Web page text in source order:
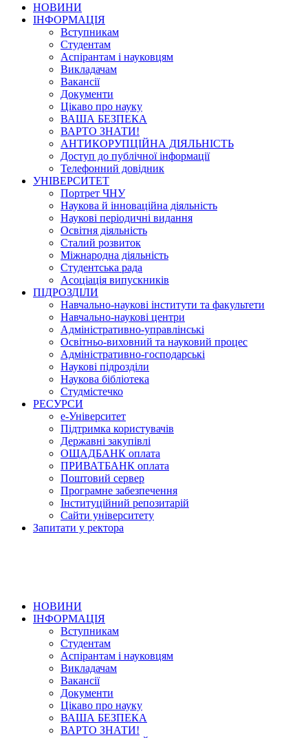
НОВИНИ
ІНФОРМАЦІЯ
Вступникам
Студентам
Аспірантам і науковцям
Викладачам
Вакансії
Документи
Цікаво про науку
ВАША БЕЗПЕКА
ВАРТО ЗНАТИ!
АНТИКОРУПЦІЙНА ДІЯЛЬНІСТЬ
Доступ до публічної інформації
Телефонний довідник
УНІВЕРСИТЕТ
Портрет ЧНУ
Наукова й інноваційна діяльність
Наукові періодичні видання
Освітня діяльність
Сталий розвиток
Міжнародна діяльність
Студентська рада
Асоціація випускників
ПІДРОЗДІЛИ
Навчально-наукові інститути та факультети
Навчально-наукові центри
Адміністративно-управлінські
Освітньо-виховний та науковий процес
Адміністративно-господарські
Наукові підрозділи
Наукова бібліотека
Студмістечко
РЕСУРСИ
е-Університет
Підтримка користувачів
Державні закупівлі
ОЩАДБАНК оплата
ПРИВАТБАНК оплата
Поштовий сервер
Програмне забезпечення
Інституційний репозитарій
Сайти університету
Запитати у ректора
НОВИНИ
ІНФОРМАЦІЯ
Вступникам
Студентам
Аспірантам і науковцям
Викладачам
Вакансії
Документи
Цікаво про науку
ВАША БЕЗПЕКА
ВАРТО ЗНАТИ!